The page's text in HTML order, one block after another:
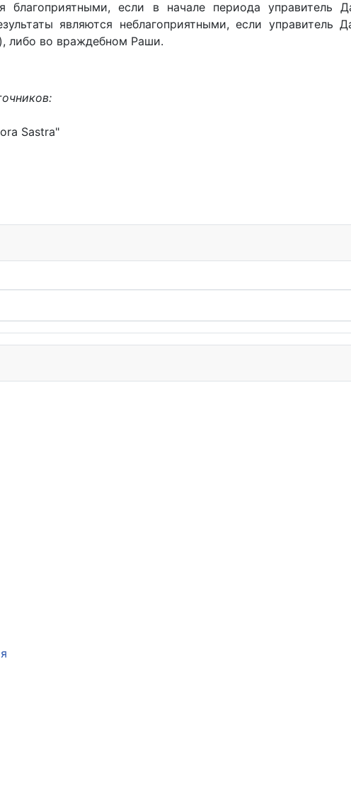
благоприятными, если в начале периода
являются неблагоприятными, если
либо во враждебном Раши.
Sastra"